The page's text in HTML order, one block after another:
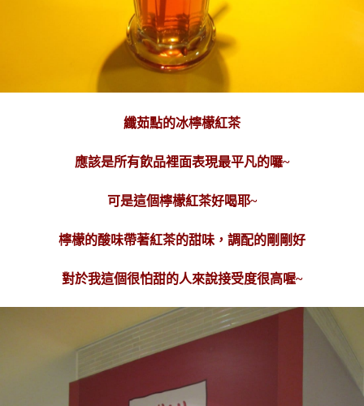
纖茹點的冰檸檬紅茶
應該是所有飲品裡面表現最平凡的囉~
可是這個檸檬紅茶好喝耶~
檸檬的酸味帶著紅茶的甜味，調配的剛剛好
對於我這個很怕甜的人來說接受度很高喔~